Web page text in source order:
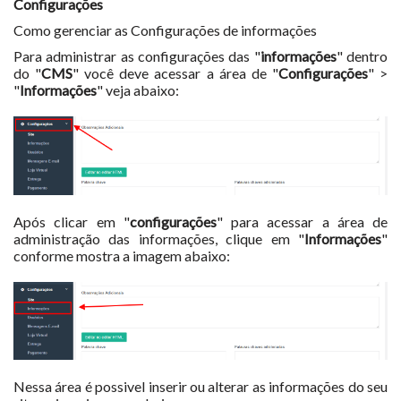
Configurações
Como gerenciar as Configurações de informações
Para administrar as configurações das "informações" dentro
do "CMS" você deve acessar a área de "Configurações" >
"Informações" veja abaixo:
Após clicar em "configurações" para acessar a área de
administração das informações, clique em "Informações"
conforme mostra a imagem abaixo:
Nessa área é possivel inserir ou alterar as informações do seu